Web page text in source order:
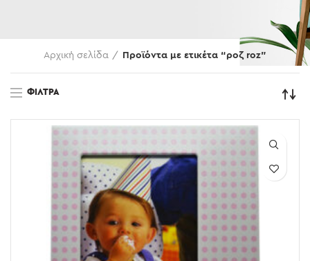
Αρχική σελίδα Προϊόντα με ετικέτα “ροζ roz”
ΦΊΛΤΡΑ